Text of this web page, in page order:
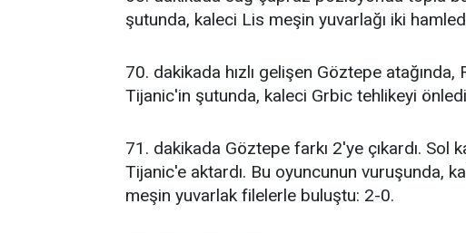
şutunda, kaleci Lis meşin yuvarlağı iki
70. dakikada hızlı gelişen Göztepe
Tijanic'in şutunda, kaleci Grbic tehlikeyi
71. dakikada Göztepe farkı 2'ye çıkardı. Sol
Tijanic'e aktardı. Bu oyuncunun vuruşunda,
meşin yuvarlak filelerle buluştu: 2-0.